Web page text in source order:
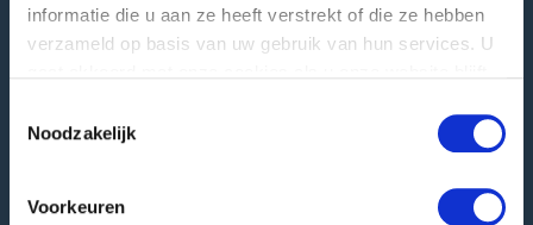
informatie die u aan ze heeft verstrekt of die ze hebben
verzameld op basis van uw gebruik van hun services. U
Noodzakelijk
Voorkeuren
T+31 345 578 100
Einfo@greefa.com